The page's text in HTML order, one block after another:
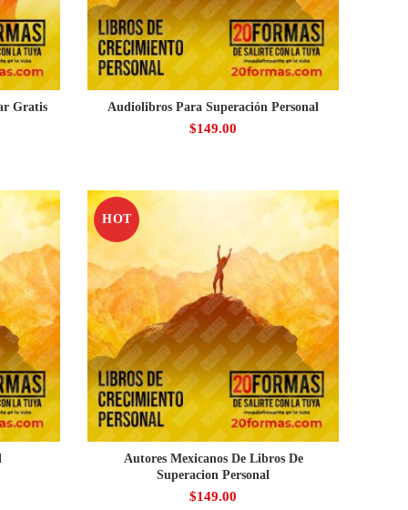
Gratis
Audiolibros Para Superación Personal
$149.00
HOT
Autores Mexicanos De Libros De
Superacion Personal
$149.00